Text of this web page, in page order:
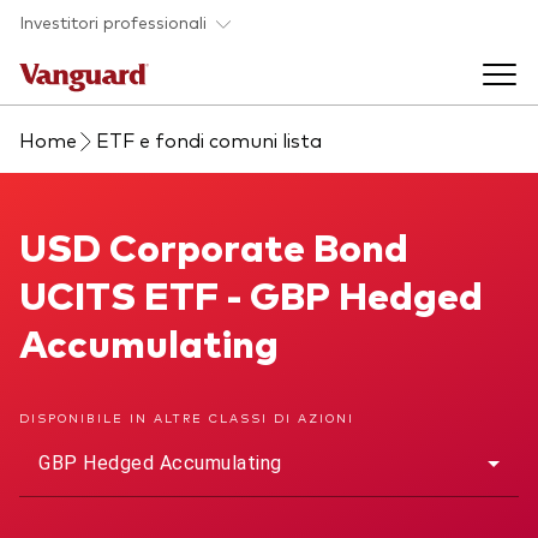
Skip to main content
Investitori professionali
Prodotti di investimento
Visualizza i nostri prodotti per categorie
Cerca i nostri prodotti
Eventi ed approfondimenti
Back to main menu
La società
Chi siamo
Home ETF e fondi comuni lista
USD Corporate Bond UCITS ETF
USD Corporate Bond
UCITS ETF - GBP Hedged
Accumulating
DISPONIBILE IN ALTRE CLASSI DI AZIONI
GBP Hedged Accumulating